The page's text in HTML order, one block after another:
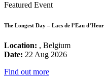
Featured Event
The Longest Day – Lacs de l’Eau
Location: , Belgium
Date: 22 Aug 2026
Find out more